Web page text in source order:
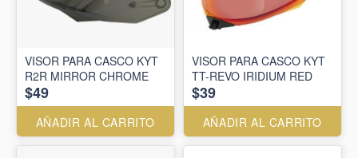
VISOR PARA CASCO KYT
R2R MIRROR CHROME
$49
AÑADIR AL CARRITO
VISOR PARA CASCO KYT
TT-REVO IRIDIUM RED
$39
AÑADIR AL CARRITO